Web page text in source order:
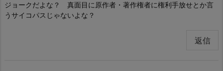
ジョークだよな？ 真面目に原作者・著作権者に権利手放せとか言
うサイコパスじゃないよな？
返信